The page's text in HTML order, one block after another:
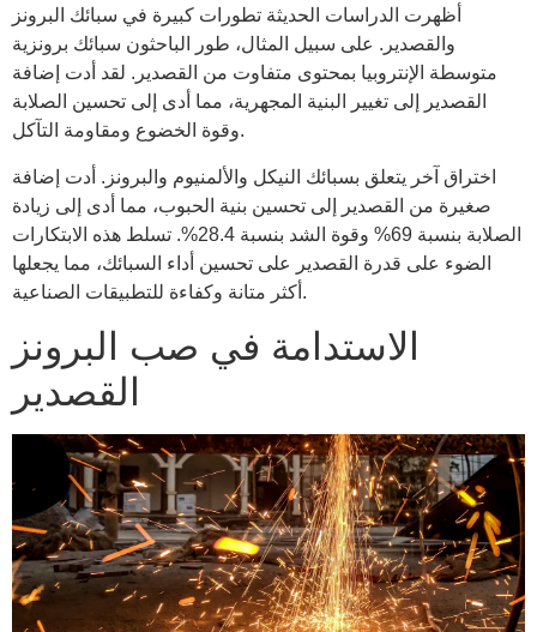
أظهرت الدراسات الحديثة تطورات كبيرة في سبائك البرونز
والقصدير. على سبيل المثال، طور الباحثون سبائك برونزية
متوسطة الإنتروبيا بمحتوى متفاوت من القصدير. لقد أدت إضافة
القصدير إلى تغيير البنية المجهرية، مما أدى إلى تحسين الصلابة
وقوة الخضوع ومقاومة التآكل.
اختراق آخر يتعلق بسبائك النيكل والألمنيوم والبرونز. أدت إضافة
صغيرة من القصدير إلى تحسين بنية الحبوب، مما أدى إلى زيادة
الصلابة بنسبة 69% وقوة الشد بنسبة 28.4%. تسلط هذه الابتكارات
الضوء على قدرة القصدير على تحسين أداء السبائك، مما يجعلها
أكثر متانة وكفاءة للتطبيقات الصناعية.
الاستدامة في صب البرونز
القصدير